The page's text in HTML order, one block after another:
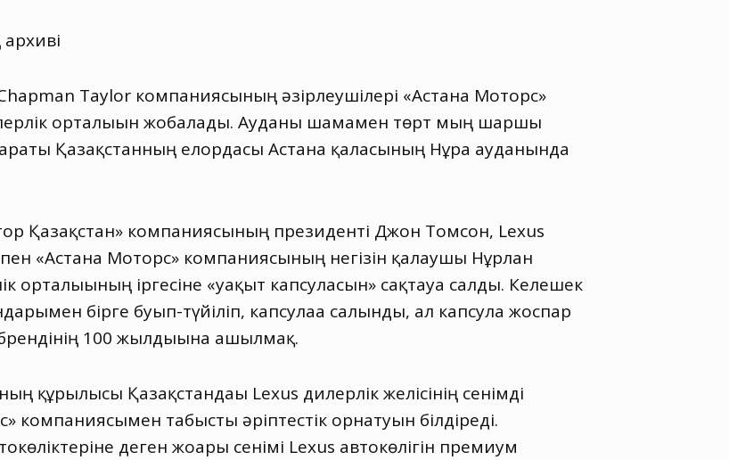
Taylor компаниясының әзірлеушілері «Астана Моторс»
орталығын жобалады. Ауданы шамамен төрт мың шаршы
Қазақстанның елордасы Астана қаласының Нұра ауданында
Қазақстан» компаниясының президенті Джон Томсон, Lexus
«Астана Моторс» компаниясының негізін қалаушы Нұрлан
орталығының іргесіне «уақыт капсуласын» сақтауға салды. Келешек
бірге буып-түйіліп, капсулаға салынды, ал капсула жоспар
100 жылдығына ашылмақ.
құрылысы Қазақстандағы Lexus дилерлік желісінің сенімді
компаниясымен табысты әріптестік орнатуын білдіреді.
деген жоғары сенімі Lexus автокөлігін премиум